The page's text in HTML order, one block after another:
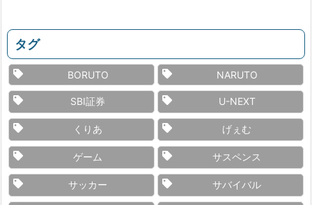
タグ
BORUTO NARUTO
SBI証券 U-NEXT
くりあ げぇむ
ゲーム サスペンス
サッカー サバイバル